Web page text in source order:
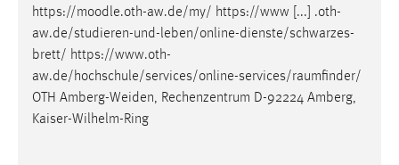
https://moodle.oth-aw.de/my/ https://www [...] .oth-
aw.de/studieren-und-leben/online-dienste/schwarzes-
brett/ https://www.oth-
aw.de/hochschule/services/online-services/raumfinder/
OTH Amberg-Weiden, Rechenzentrum D-92224 Amberg,
Kaiser-Wilhelm-Ring
Cookie Laufzeit:
3 Monate
Facebook Pixel
Name: